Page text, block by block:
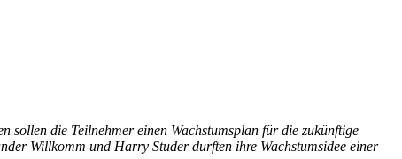
sollen die Teilnehmer einen Wachstumsplan für die zukünftige
Willkomm und Harry Studer durften ihre Wachstumsidee einer